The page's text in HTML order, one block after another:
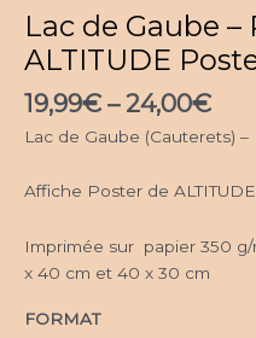
Lac de Gaube –
ALTITUDE
19,99€–24,00€
Lac de Gaube (Cauterets)
Affiche Poster de
Imprimée sur papier 350
x 40 cm et 40 x 30 cm
FORMAT